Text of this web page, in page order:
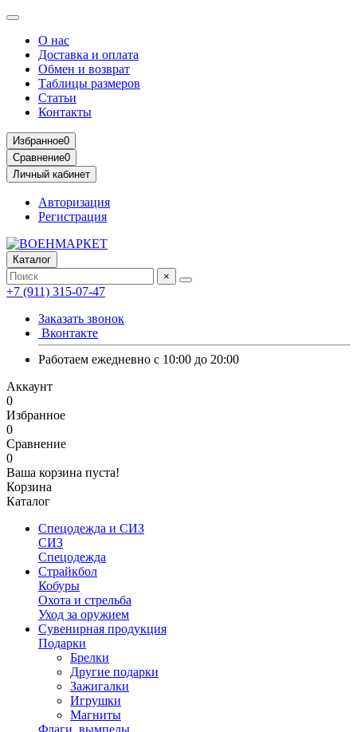
О нас
Доставка и оплата
Обмен и возврат
Таблицы размеров
Статьи
Контакты
Избранное0
Сравнение0
Личный кабинет
Авторизация
Регистрация
Каталог
×
+7 (911) 315-07-47
Заказать звонок
Вконтакте
Работаем ежедневно с 10:00 до 20:00
Аккаунт
0
Избранное
0
Сравнение
0
Ваша корзина пуста!
Корзина
Каталог
Спецодежда и СИЗ
СИЗ
Спецодежда
Страйкбол
Кобуры
Охота и стрельба
Уход за оружием
Сувенирная продукция
Подарки
Брелки
Другие подарки
Зажигалки
Игрушки
Магниты
Флаги, вымпелы